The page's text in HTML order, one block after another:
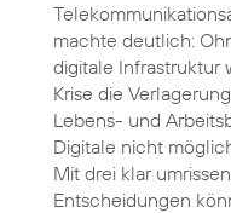
machte deutlich:
digitale Infrastruktur
Krise die
Lebens- und
Digitale nicht
Mit drei klar
Entscheidungen